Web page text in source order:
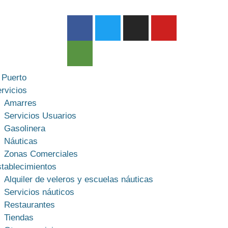
Puerto
Amarres
Servicios Usuarios
Gasolinera
Náuticas
Zonas Comerciales
Alquiler de veleros y escuelas náuticas
Servicios náuticos
Restaurantes
Tiendas